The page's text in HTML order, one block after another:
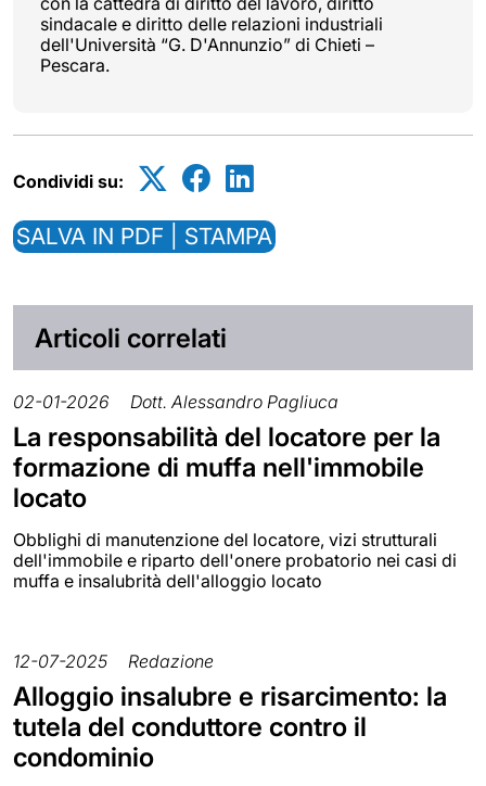
sindacale e diritto delle relazioni industriali
dell'Università “G. D'Annunzio” di Chieti –
Pescara.
Condividi su:
SALVA IN PDF | STAMPA
Articoli correlati
02-01-2026 Dott. Alessandro Pagliuca
La responsabilità del locatore per la
formazione di muffa nell'immobile
locato
Obblighi di manutenzione del locatore, vizi strutturali
dell'immobile e riparto dell'onere probatorio nei casi di
muffa e insalubrità dell'alloggio locato
12-07-2025 Redazione
Alloggio insalubre e risarcimento: la
tutela del conduttore contro il
condominio